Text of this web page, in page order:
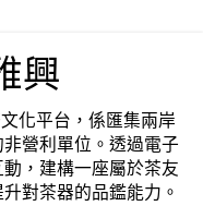
興
化平台，係匯集兩岸
營利單位。透過電子
，建構一座屬於茶友
對茶器的品鑑能力。